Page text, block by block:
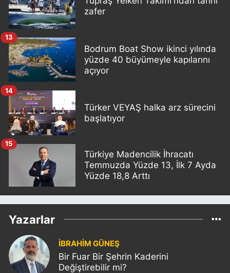
zafer
Bodrum Boat Show ikinci yılında
yüzde 40 büyümeyle kapılarını
açıyor
13
Türker VEYAŞ halka arz sürecini
başlatıyor
14
Türkiye Madencilik İhracatı
Temmuzda Yüzde 13, İlk 7 Ayda
Yüzde 18,8 Arttı
15
Yazarlar
İBRAHİM GÜNEŞ
Bir Fuar Bir Şehrin Kaderini
Değiştirebilir mi?